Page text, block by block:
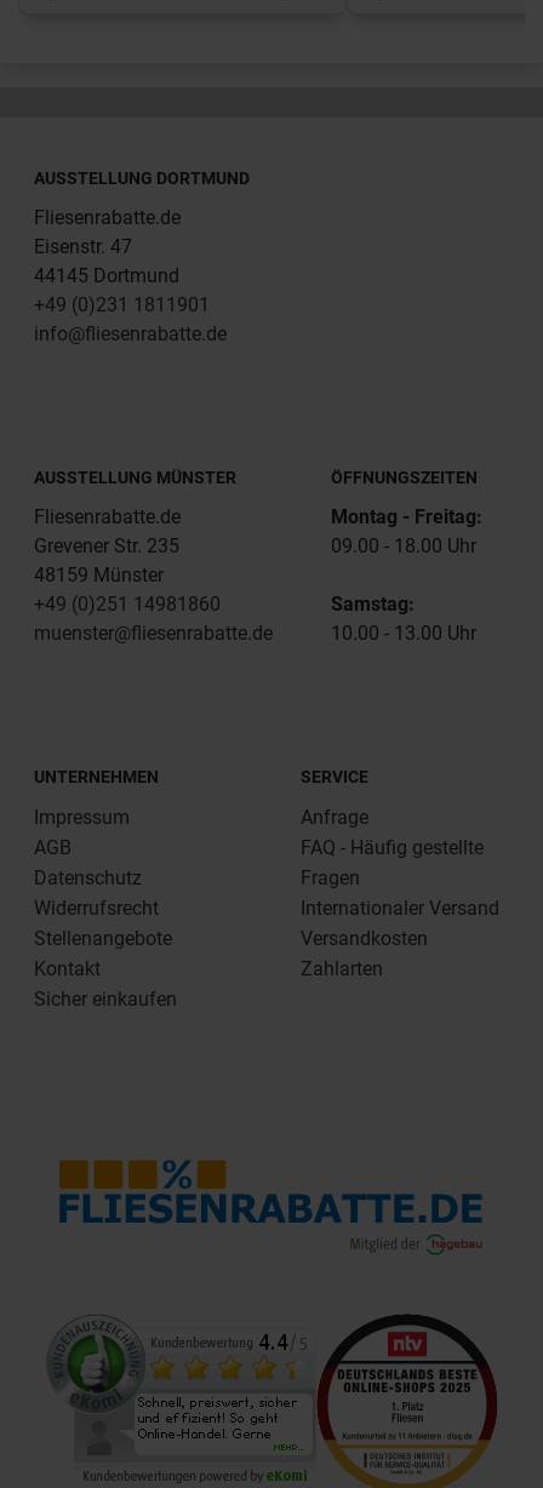
AUSSTELLUNG DORTMUND
Fliesenrabatte.de
Eisenstr. 47
44145 Dortmund
+49 (0)231 1811901
info@fliesenrabatte.de
AUSSTELLUNG MÜNSTER
Fliesenrabatte.de
Grevener Str. 235
48159 Münster
+49 (0)251 14981860
muenster@fliesenrabatte.de
ÖFFNUNGSZEITEN
Montag - Freitag:
09.00 - 18.00 Uhr
Samstag:
10.00 - 13.00 Uhr
UNTERNEHMEN
Impressum
AGB
Datenschutz
Widerrufsrecht
Stellenangebote
Kontakt
Sicher einkaufen
SERVICE
Anfrage
FAQ - Häufig gestellte
Fragen
Internationaler Versand
Versandkosten
Zahlarten